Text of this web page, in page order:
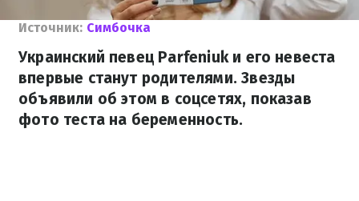
Источник: Симбочка
Украинский певец Parfeniuk и его невеста
впервые станут родителями. Звезды
объявили об этом в соцсетях, показав
фото теста на беременность.